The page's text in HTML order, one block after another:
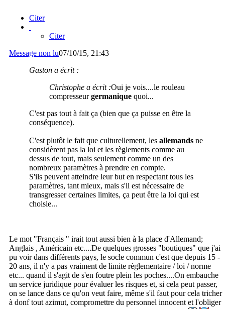
Citer
Citer
Message non lu07/10/15, 21:43
Gaston a écrit :
Christophe a écrit :Oui je vois....le rouleau
compresseurgermanique quoi...
C'est pas tout à fait ça (bien que ça puisse en être la
conséquence).
C'est plutôt le fait que culturellement, les allemands ne
considèrent pas la loi et les règlements comme au
dessus de tout, mais seulement comme un des
nombreux paramètres à prendre en compte.
S'ils peuvent atteindre leur but en respectant tous les
paramètres, tant mieux, mais s'il est nécessaire de
transgresser certaines limites, ça peut être la loi qui est
choisie...
Le mot "Français " irait tout aussi bien à la place d'Allemand;
Anglais , Américain etc....De quelques grosses "boutiques" que j'ai
pu voir dans différents pays, le socle commun c'est que depuis 15 -
20 ans, il n'y a pas vraiment de limite règlementaire / loi / norme
etc... quand il s'agit de s'en foutre plein les poches....On embauche
un service juridique pour évaluer les risques et, si cela peut passer,
on se lance dans ce qu'on veut faire, même s'il faut pour cela tricher
à donf tout azimut, compromettre du personnel innocent et l'obliger